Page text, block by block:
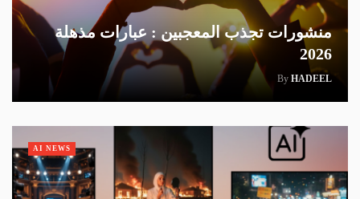
منشورات تجذب المعجبين : عبارات مذهلة
2026
By HADEEL
AI NEWS